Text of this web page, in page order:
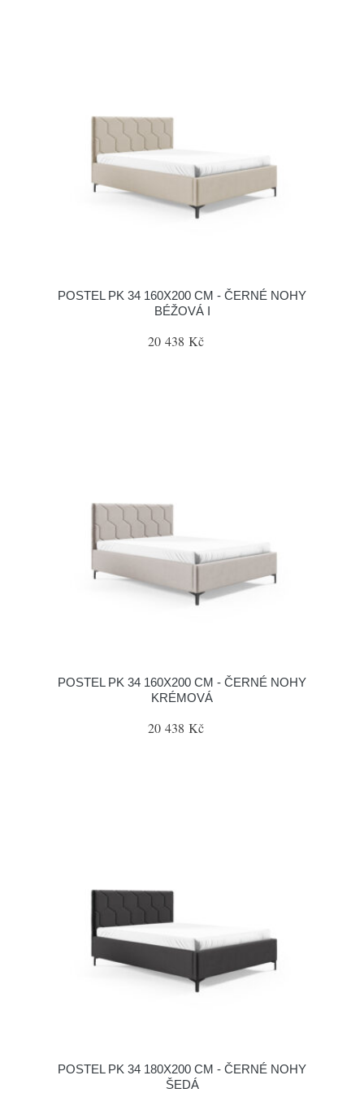
POSTEL PK 34 160X200 CM - ČERNÉ NOHY
BÉŽOVÁ I
20 438 Kč
POSTEL PK 34 160X200 CM - ČERNÉ NOHY
KRÉMOVÁ
20 438 Kč
POSTEL PK 34 180X200 CM - ČERNÉ NOHY
ŠEDÁ